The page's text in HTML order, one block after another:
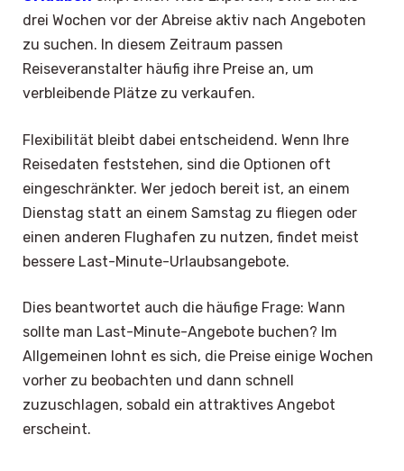
drei Wochen vor der Abreise aktiv nach Angeboten
zu suchen. In diesem Zeitraum passen
Reiseveranstalter häufig ihre Preise an, um
verbleibende Plätze zu verkaufen.
Flexibilität bleibt dabei entscheidend. Wenn Ihre
Reisedaten feststehen, sind die Optionen oft
eingeschränkter. Wer jedoch bereit ist, an einem
Dienstag statt an einem Samstag zu fliegen oder
einen anderen Flughafen zu nutzen, findet meist
bessere Last-Minute-Urlaubsangebote.
Dies beantwortet auch die häufige Frage: Wann
sollte man Last-Minute-Angebote buchen? Im
Allgemeinen lohnt es sich, die Preise einige Wochen
vorher zu beobachten und dann schnell
zuzuschlagen, sobald ein attraktives Angebot
erscheint.